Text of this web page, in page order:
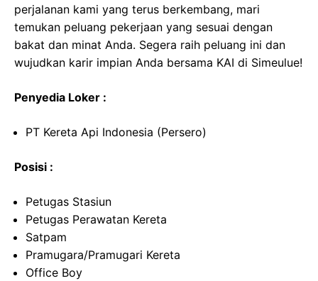
perjalanan kami yang terus berkembang, mari
temukan peluang pekerjaan yang sesuai dengan
bakat dan minat Anda. Segera raih peluang ini dan
wujudkan karir impian Anda bersama KAI di Simeulue!
Penyedia Loker :
PT Kereta Api Indonesia (Persero)
Posisi :
Petugas Stasiun
Petugas Perawatan Kereta
Satpam
Pramugara/Pramugari Kereta
Office Boy